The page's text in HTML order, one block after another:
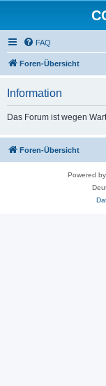
FAQ
Foren-Übersicht
Information
Das Forum ist wegen
Foren-Übersicht
Powered by